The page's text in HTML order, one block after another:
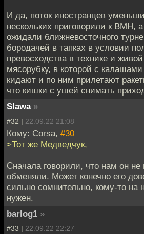
И да, поток иностранцев
нескольких приговорили к ВМН,
ожидали ближневосточного
бородачей в тапках в условии
превосходства в технике и
мясорубку, в которой с
кидают и по ним прилетают
что кишки с ушей снимать
Slawa »
#32 | 22.09.22 21:08
Кому: Corsa, #30
>Тот же Медведчук,
Сначала говорили, что нам он не
обменяли. Может конечно его
сильно сомнительно, кому-то на
нужен.
barlog1 »
#33 | 22.09.22 22:27